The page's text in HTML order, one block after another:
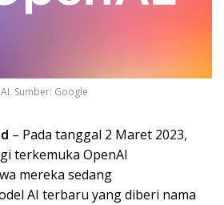
Sumber: Google
– Pada tanggal 2 Maret 2023,
terkemuka OpenAI
mereka sedang
AI terbaru yang diberi nama